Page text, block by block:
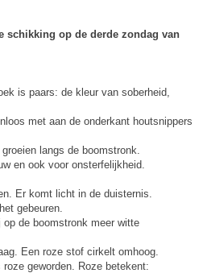
schikking op de derde zondag van
is paars: de kleur van soberheid,
met aan de onderkant houtsnippers
langs de boomstronk.
en ook voor onsterfelijkheid.
Er komt licht in de duisternis.
gebeuren.
de boomstronk meer witte
Een roze stof cirkelt omhoog.
geworden. Roze betekent: